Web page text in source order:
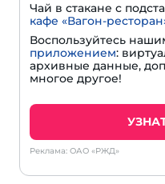
Чай в стакане с
кафе «Вагон-
Воспользуйтесь
приложением:
архивные данные,
многое другое!
Реклама: ОАО «РЖД»